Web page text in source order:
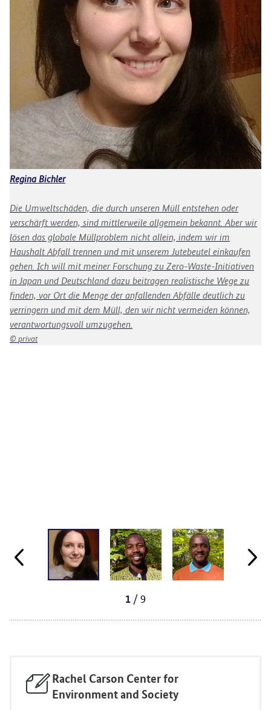
Regina Bichler
Die Umweltschäden, die durch unseren Müll entstehen oder
verschärft werden, sind mittlerweile allgemein bekannt. Aber wir
lösen das globale Müllproblem nicht allein, indem wir im
Haushalt Abfall trennen und mit unserem Jutebeutel einkaufen
gehen. Ich will mit meiner Forschung zu Zero-Waste-Initiativen
in Japan und Deutschland dazu beitragen realistische Wege zu
finden, vor Ort die Menge der anfallenden Abfälle deutlich zu
verringern und mit dem Müll, den wir nicht vermeiden können,
verantwortungsvoll umzugehen.
privat
1 / 9
Rachel Carson Center for
Environment and Society